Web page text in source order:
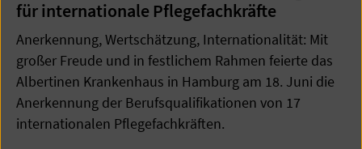
für internationale Pflegefachkräfte
Anerkennung, Wertschätzung, Internationalität: Mit
großer Freude und in festlichem Rahmen feierte das
Albertinen Krankenhaus in Hamburg am 18. Juni die
Anerkennung der Berufsqualifikationen von 17
internationalen Pflegefachkräften.